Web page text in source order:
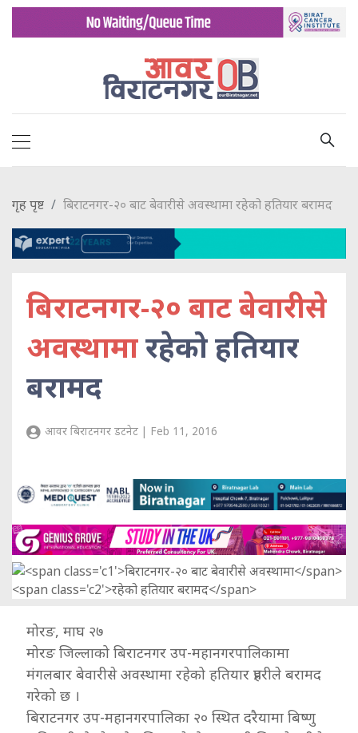
गृह पृष्ट बिराटनगर-२० बाट बेवारीसे अवस्थामा रहेको हतियार बरामद
बिराटनगर-२० बाट बेवारीसे
अवस्थामारहेको हतियार
बरामद
आवर बिराटनगर डटनेट | Feb 11, 2016
मोरङ, माघ २७
मोरङ जिल्लाको बिराटनगर उप-महानगरपालिकामा
मंगलबार बेवारीसे अवस्थामा रहेको हतियार प्रहरीले बरामद
गरेको छ ।
बिराटनगर उप-महानगरपालिका २० स्थित दरैयामा बिष्णु